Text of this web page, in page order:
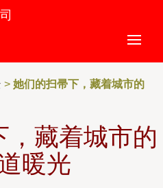
> 她们的扫帚下，藏着城市的
，藏着城市的
暖光